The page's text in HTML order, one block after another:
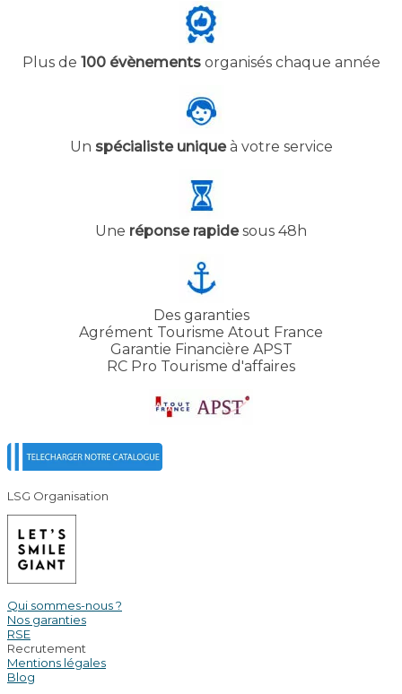
Plus de 100 évènementsorganisés chaque année
Un spécialiste uniqueà votre service
Une réponse rapidesous 48h
Des garanties
Agrément Tourisme Atout France
Garantie Financière APST
RC Pro Tourisme d'affaires
LSG Organisation
Qui sommes-nous ?
Nos garanties
RSE
Recrutement
Mentions légales
Blog